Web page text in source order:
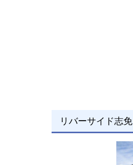
リバーサイド志免